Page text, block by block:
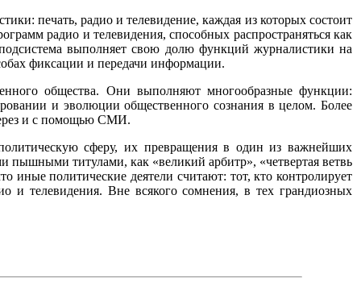
печать, радио и телевидение, каж­дая из которых состоит
радио и те­левидения, способных распространяться как
выполняет свою долю функций журналистики на
фиксации и передачи информации.
общества. Они выполняют многообразные функции:
и эволюции общественного сознания в целом. Более
и с помощью СМИ.
сферу, их превращения в один из важнейших
пышными титулами, как «великий арбитр», «четвертая ветвь
иные политические деятели считают: тот, кто контролирует
и телевидения. Вне всякого сомнения, в тех грандиозных